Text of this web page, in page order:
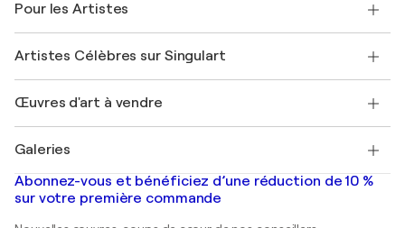
Offrir une carte cadeau
Rejoignez notre programme commercial
Mon compte
+33 1 76 44 06 42
FAQ
Magazine Singulart
Emplois
Découvrez une sélection d'art original
Pour les Artistes
Se connecter en tant qu'Artiste
Artistes Célèbres sur Singulart
Marc Chagall
Banksy
Mr. Brainwash
Shepard Fairey
Œuvres d'art à vendre
Tableaux abstraits à vendre
Peintures de paysage
Estampes
Galeries
Galeries d'art en France
Galeries d'art en Belgique
Abonnez-vous et bénéficiez d’une réduction de 10 %
sur votre première commande